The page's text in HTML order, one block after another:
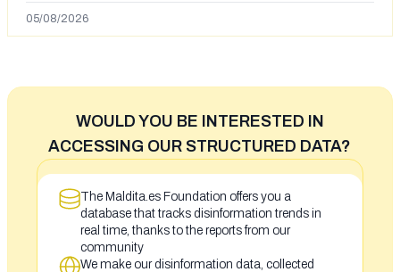
situación irregular a Ceuta
05/08/2026
WOULD YOU BE INTERESTED IN
ACCESSING OUR STRUCTURED DATA?
The Maldita.es Foundation offers you a
database that tracks disinformation trends in
real time, thanks to the reports from our
community
We make our disinformation data, collected